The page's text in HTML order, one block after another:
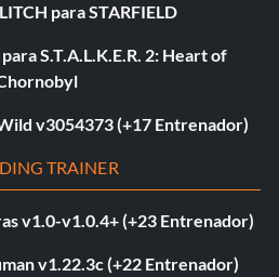
para STARFIELD
S.T.A.L.K.E.R. 2: Heart of
v3054373 (+17 Entrenador)
TRAINER
v1.0-v1.0.4+ (+23 Entrenador)
v1.22.3c (+22 Entrenador)